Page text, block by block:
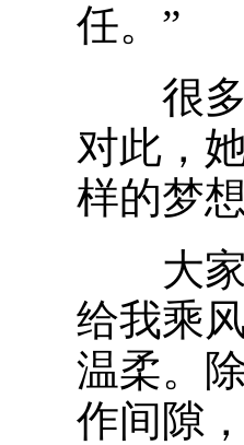
任。”
很多
对此，
样的梦
大家
给我乘
温柔。
作间隙